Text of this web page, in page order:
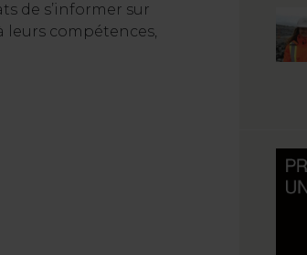
de s’informer sur
leurs compétences,